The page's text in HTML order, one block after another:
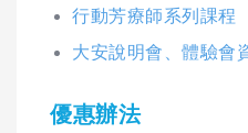
行動芳療師系列課程
大安說明會、體驗會
優惠辦法